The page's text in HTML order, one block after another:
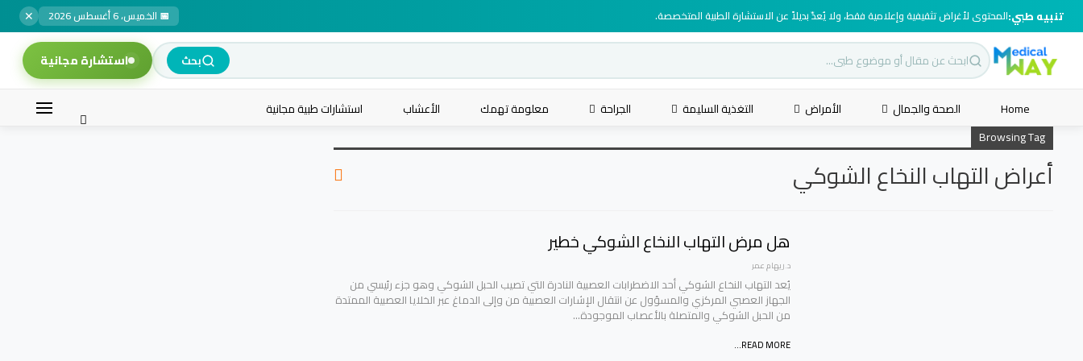
تنبيه طبي:المحتوى لأغراض تثقيفية وإعلامية فقط، ولا يُعدّ بديلاً عن الاستشارة الطبية المتخصصة. 📅 الخميس، 6 أغسطس 2026 ✕
بحث استشارة مجانية
Home الصحة والجمال الأمراض التغذية السليمة الجراحة معلومة تهمك الأعشاب
استشارات طبية مجانية
Browsing Tag
أعراض التهاب النخاع الشوكي
هل مرض التهاب النخاع الشوكي خطير
د.ريهام عمر
يُعد التهاب النخاع الشوكي أحد الاضطرابات العصبية النادرة التي تصيب الحبل الشوكي وهو جزء رئيسي من
الجهاز العصبي المركزي والمسؤول عن انتقال الإشارات العصبية من وإلى الدماغ عبر الخلايا العصبية الممتدة
من الحبل الشوكي والمتصلة بالأعصاب الموجودة…
READ MORE...